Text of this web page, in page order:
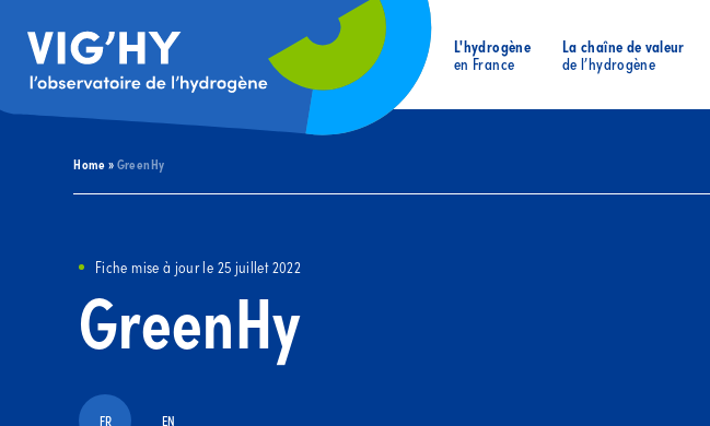
L'hydrogène
en France
La chaîne de valeur
de l’hydrogène
Home»GreenHy
Fiche mise à jour le 25 juillet 2022
GreenHy
FR EN